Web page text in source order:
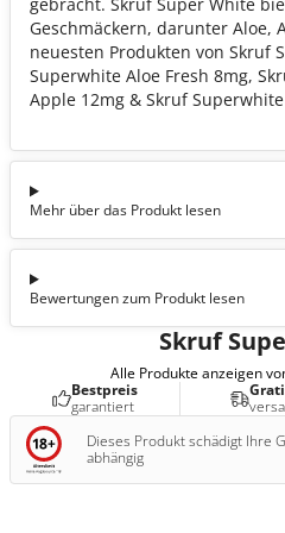
Geschmäckern, darunter Aloe,
neuesten Produkten von Skruf
Superwhite Aloe Fresh 8mg,
Apple 12mg & Skruf
Mehr über das Produkt lesen
Bewertungen zum Produkt lesen
Skruf
Alle Produkte anzeigen
Bestpreis
garantiert
Dieses Produkt schädigt Ihre
abhängig